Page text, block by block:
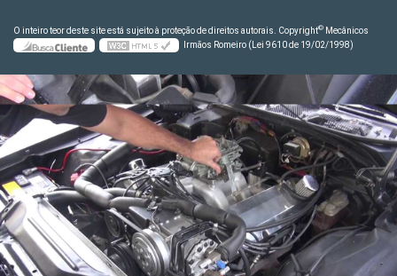
O inteiro teor deste site está sujeito à proteção de direitos autorais. Copyright© Mecânicos
Irmãos Romeiro (Lei 9610 de 19/02/1998)